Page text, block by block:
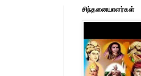
சிந்தனையாளர்கள்